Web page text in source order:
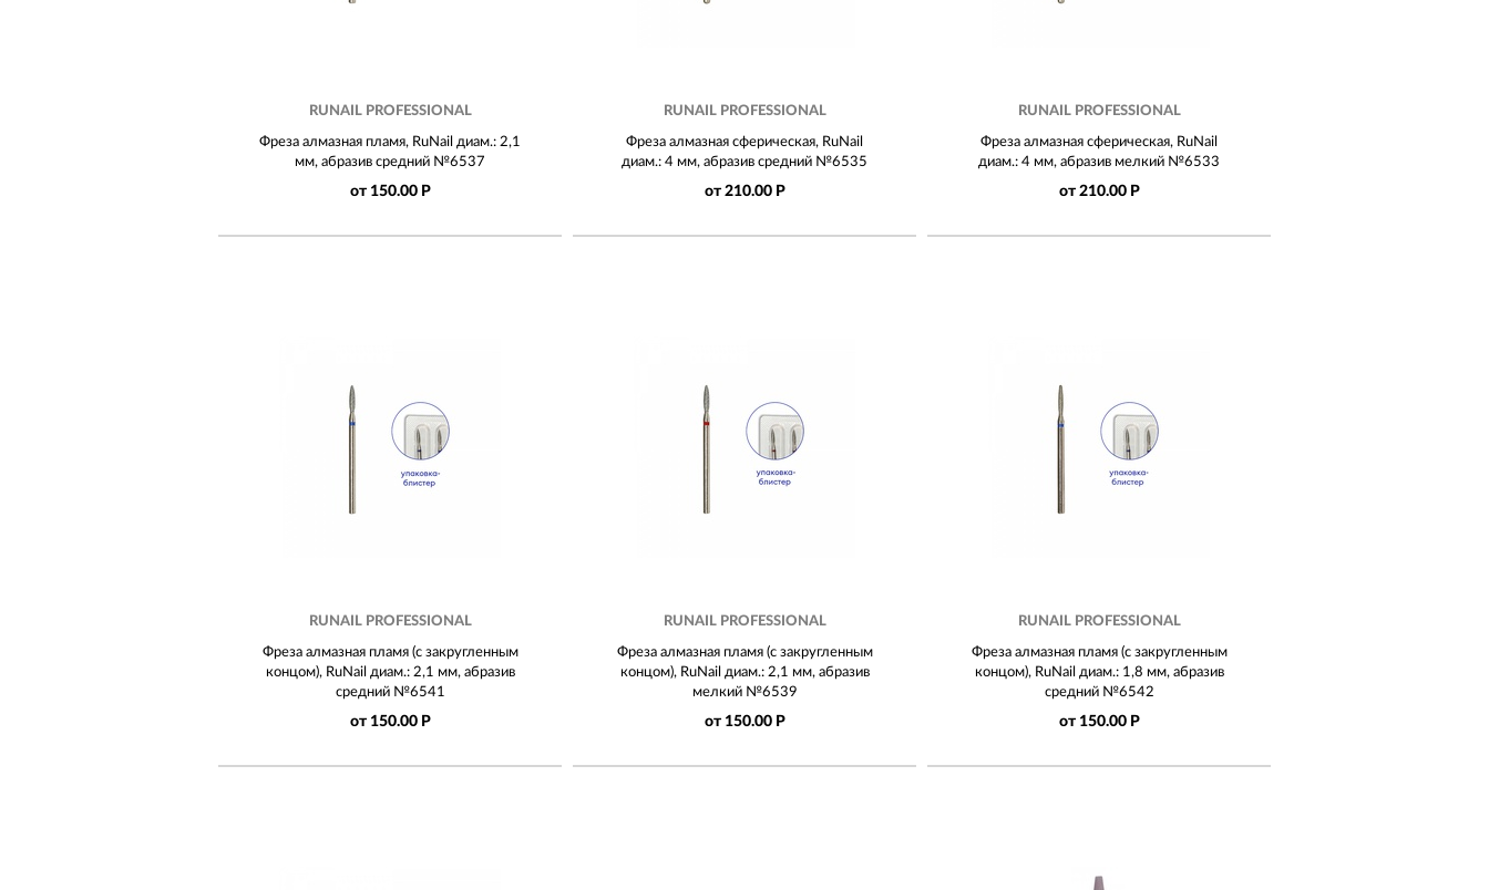
RUNAIL PROFESSIONAL
Фреза алмазная пламя, RuNail диам.: 2,1
мм, абразив средний №6537
от 150.00 Р
RUNAIL PROFESSIONAL
Фреза алмазная сферическая, RuNail
диам.: 4 мм, абразив средний №6535
от 210.00 Р
RUNAIL PROFESSIONAL
Фреза алмазная сферическая, RuNail
диам.: 4 мм, абразив мелкий №6533
от 210.00 Р
RUNAIL PROFESSIONAL
Фреза алмазная пламя (с закругленным
концом), RuNail диам.: 2,1 мм, абразив
средний №6541
от 150.00 Р
RUNAIL PROFESSIONAL
Фреза алмазная пламя (с закругленным
концом), RuNail диам.: 2,1 мм, абразив
мелкий №6539
от 150.00 Р
RUNAIL PROFESSIONAL
Фреза алмазная пламя (с закругленным
концом), RuNail диам.: 1,8 мм, абразив
средний №6542
от 150.00 Р